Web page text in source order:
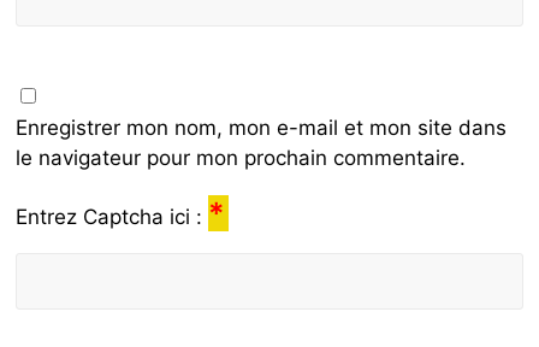
Enregistrer mon nom, mon e-mail et mon site dans
le navigateur pour mon prochain commentaire.
Entrez Captcha ici : *